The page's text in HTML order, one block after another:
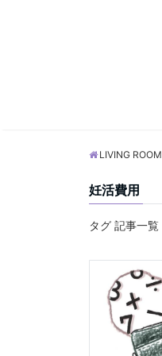
LIVING ROOM
妊活費用
タグ 記事一覧